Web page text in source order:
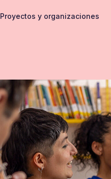
Proyectos y organizaciones